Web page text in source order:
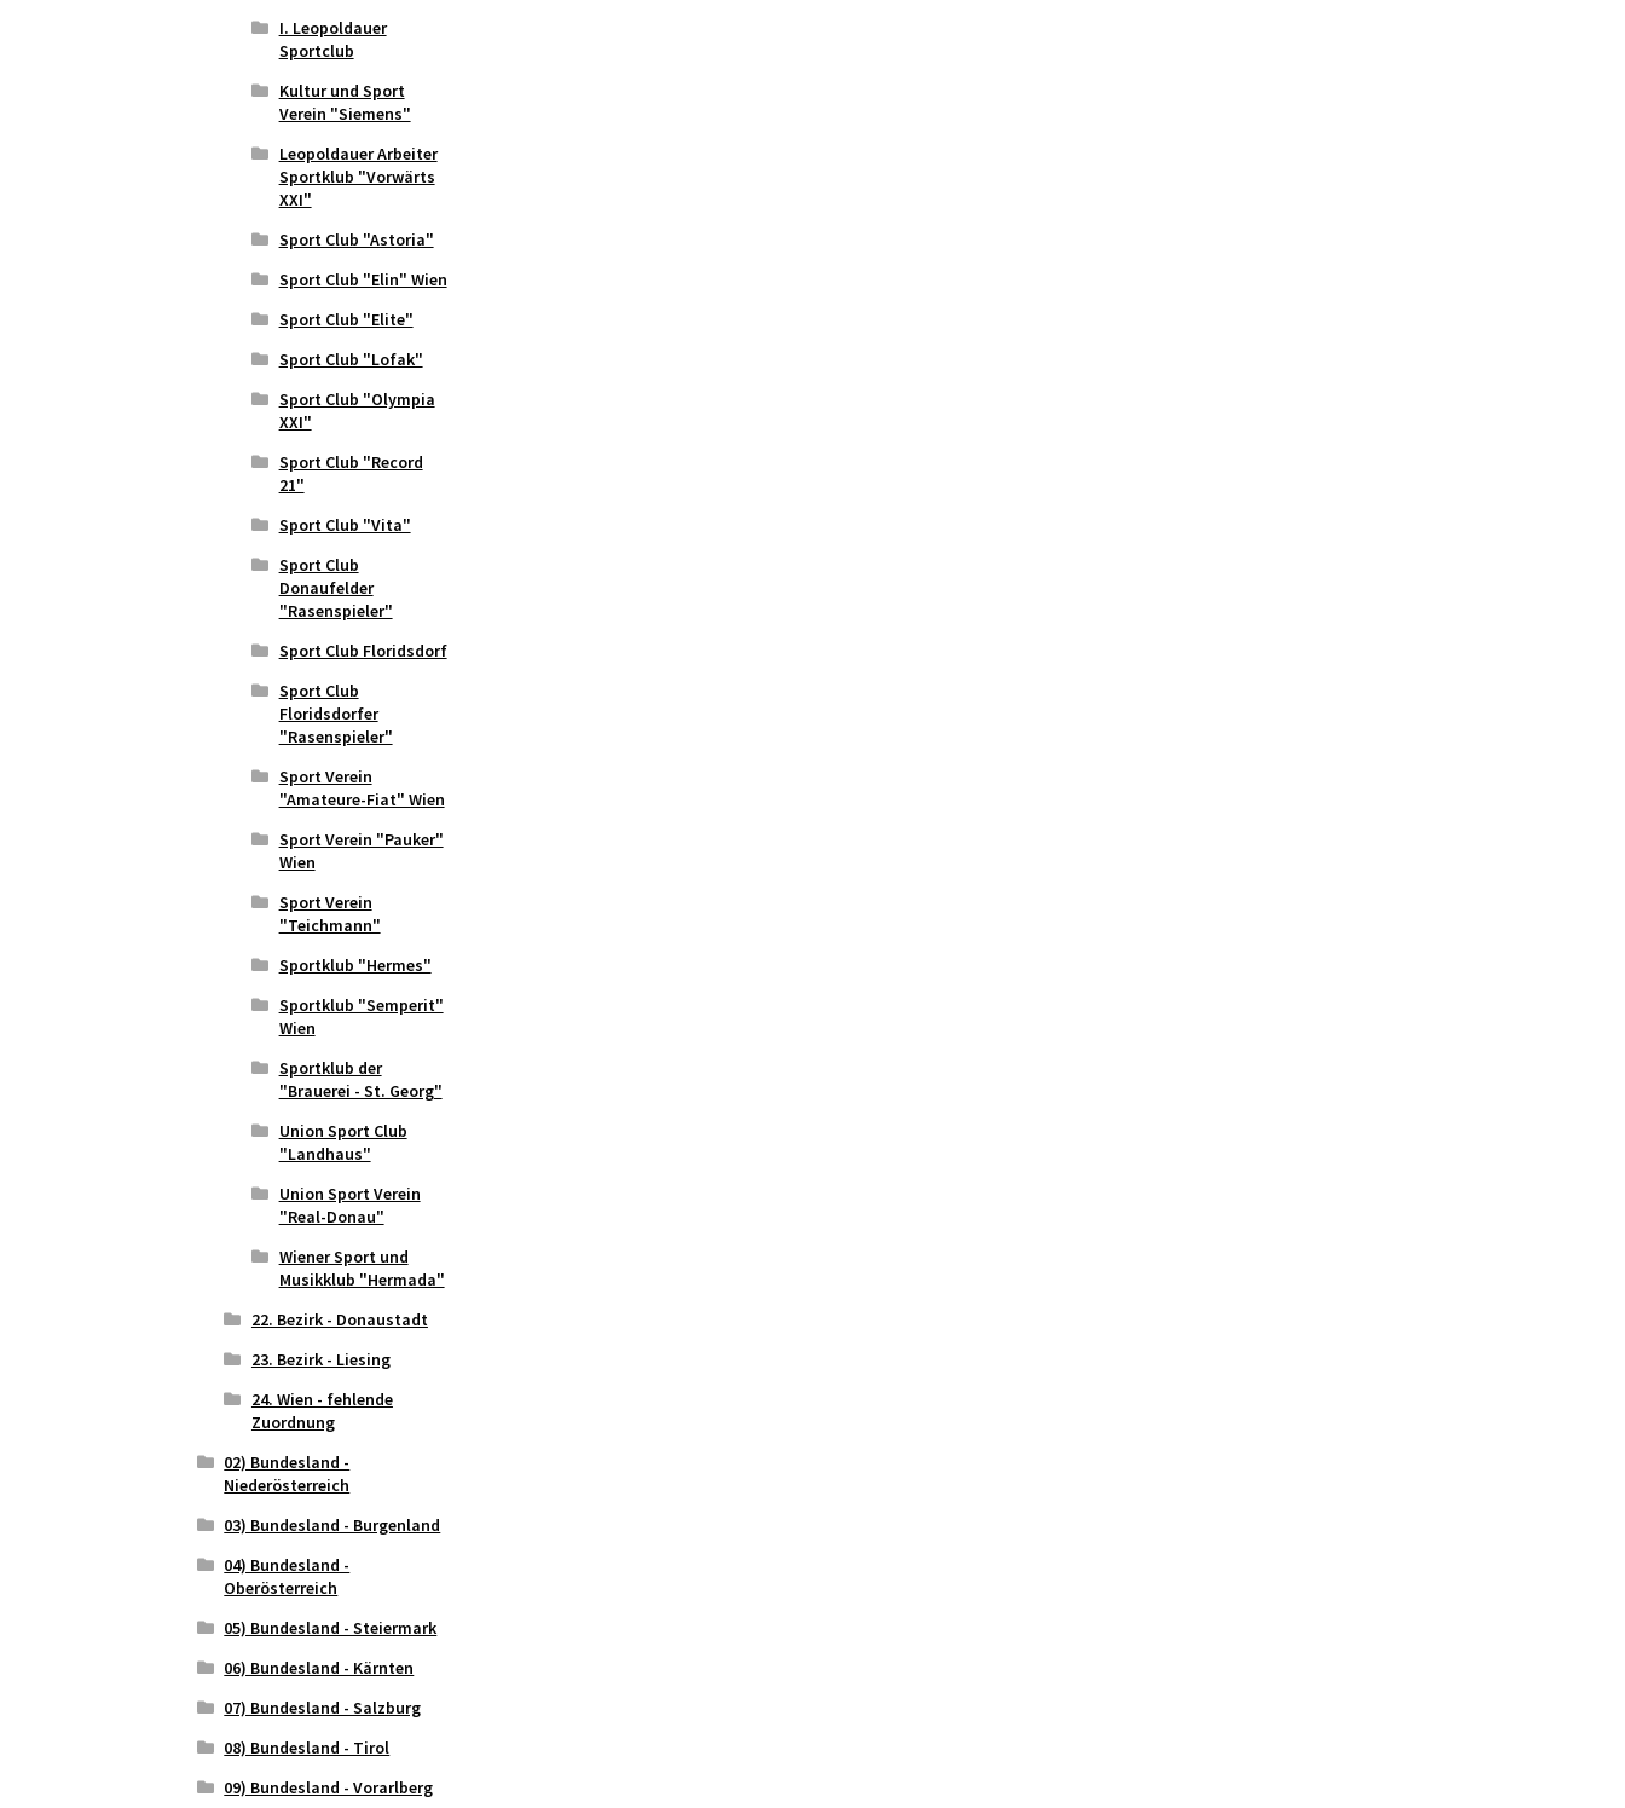
I. Leopoldauer
Sportclub
Kultur und Sport
Verein "Siemens"
Leopoldauer Arbeiter
Sportklub "Vorwärts
XXI"
Sport Club "Astoria"
Sport Club "Elin" Wien
Sport Club "Elite"
Sport Club "Lofak"
Sport Club "Olympia
XXI"
Sport Club "Record
21"
Sport Club "Vita"
Sport Club
Donaufelder
"Rasenspieler"
Sport Club Floridsdorf
Sport Club
Floridsdorfer
"Rasenspieler"
Sport Verein
"Amateure-Fiat" Wien
Sport Verein "Pauker"
Wien
Sport Verein
"Teichmann"
Sportklub "Hermes"
Sportklub "Semperit"
Wien
Sportklub der
"Brauerei - St. Georg"
Union Sport Club
"Landhaus"
Union Sport Verein
"Real-Donau"
Wiener Sport und
Musikklub "Hermada"
22. Bezirk - Donaustadt
23. Bezirk - Liesing
24. Wien - fehlende
Zuordnung
02) Bundesland -
Niederösterreich
03) Bundesland - Burgenland
04) Bundesland -
Oberösterreich
05) Bundesland - Steiermark
06) Bundesland - Kärnten
07) Bundesland - Salzburg
08) Bundesland - Tirol
09) Bundesland - Vorarlberg